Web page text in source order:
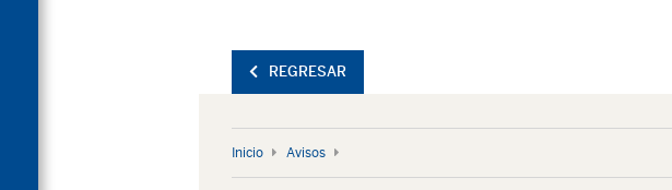
REGRESAR
Inicio Avisos